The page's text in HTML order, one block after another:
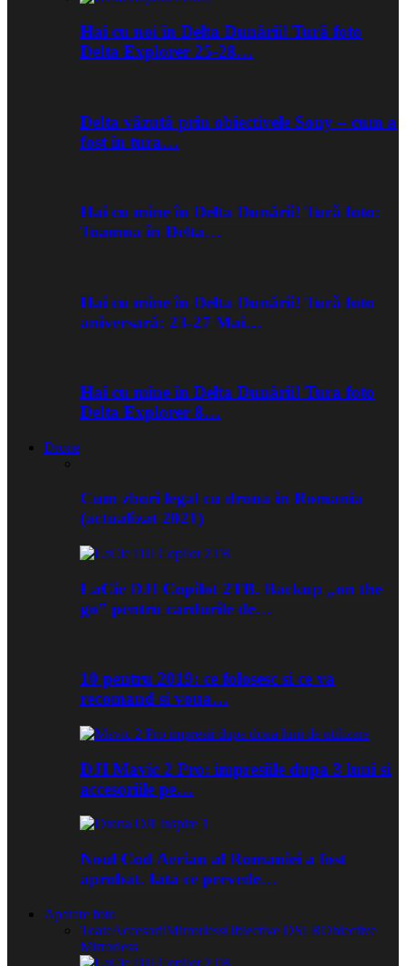
Hai cu noi în Delta Dunării! Tură foto
Delta Explorer 25-28…
Delta văzută prin obiectivele Sony – cum a
fost în tura…
Hai cu mine în Delta Dunării! Tură foto:
Toamna în Delta…
Hai cu mine în Delta Dunării! Tură foto
aniversară: 23-27 Mai…
Hai cu mine în Delta Dunării! Tura foto
Delta Explorer 8…
Drone
Cum zbori legal cu drona in Romania
(actualizat 2021)
LaCie DJI Copilot 2TB. Backup „on the
go” pentru cardurile de…
10 pentru 2019: ce folosesc si ce va
recomand si voua…
DJI Mavic 2 Pro: impresiile dupa 3 luni si
accesoriile pe…
Noul Cod Aerian al Romaniei a fost
aprobat. Iata ce prevede…
Aparate foto
ToateAccesoriiMirrorlessObiective DSLRObiective
Mirrorless